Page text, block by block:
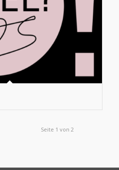
Seite 1 von 2